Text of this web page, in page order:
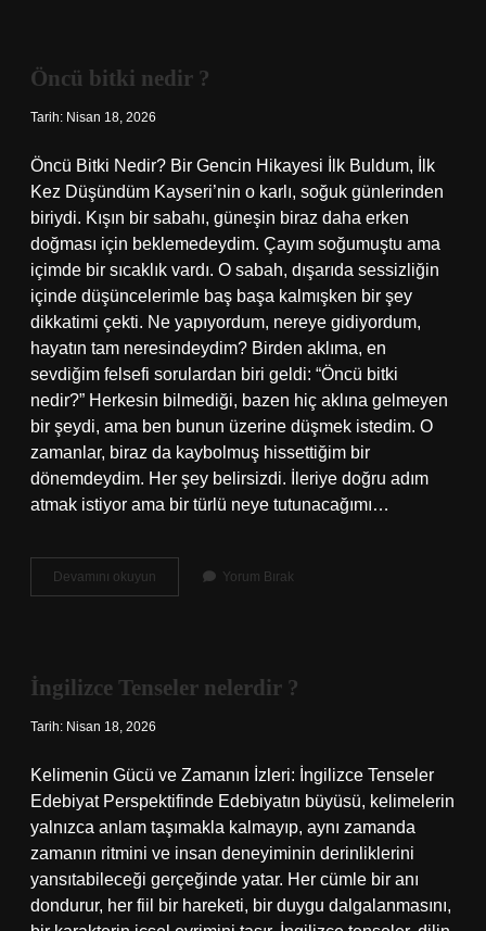
olur
Öncü bitki nedir ?
Tarih: Nisan 18, 2026
Öncü Bitki Nedir? Bir Gencin Hikayesi İlk Buldum, İlk
Kez Düşündüm Kayseri’nin o karlı, soğuk günlerinden
biriydi. Kışın bir sabahı, güneşin biraz daha erken
doğması için beklemedeydim. Çayım soğumuştu ama
içimde bir sıcaklık vardı. O sabah, dışarıda sessizliğin
içinde düşüncelerimle baş başa kalmışken bir şey
dikkatimi çekti. Ne yapıyordum, nereye gidiyordum,
hayatın tam neresindeydim? Birden aklıma, en
sevdiğim felsefi sorulardan biri geldi: “Öncü bitki
nedir?” Herkesin bilmediği, bazen hiç aklına gelmeyen
bir şeydi, ama ben bunun üzerine düşmek istedim. O
zamanlar, biraz da kaybolmuş hissettiğim bir
dönemdeydim. Her şey belirsizdi. İleriye doğru adım
atmak istiyor ama bir türlü neye tutunacağımı…
Devamını okuyun
bitki
Yorum Bırak
İngilizce Tenseler nelerdir ?
Tarih: Nisan 18, 2026
Kelimenin Gücü ve Zamanın İzleri: İngilizce Tenseler
Edebiyat Perspektifinde Edebiyatın büyüsü, kelimelerin
yalnızca anlam taşımakla kalmayıp, aynı zamanda
zamanın ritmini ve insan deneyiminin derinliklerini
yansıtabileceği gerçeğinde yatar. Her cümle bir anı
dondurur, her fiil bir hareketi, bir duygu dalgalanmasını,